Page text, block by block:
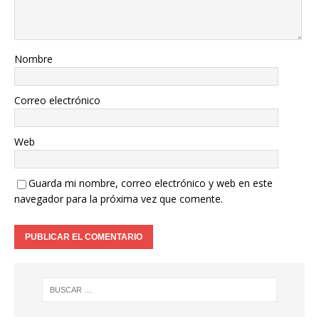
Nombre
Correo electrónico
Web
Guarda mi nombre, correo electrónico y web en este
navegador para la próxima vez que comente.